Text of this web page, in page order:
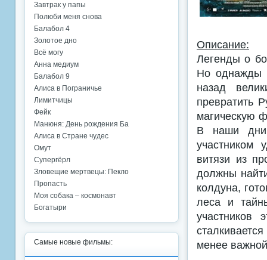
Описание:
Легенды о
Но однажды
назад
превратить
магическую
В наши дни
участником
витязи из
должны
колдуна,
леса и
участников
менее
Завтрак у папы
Полюби меня снова
Балабол 4
Золотое дно
Всё могу
Анна медиум
Балабол 9
Алиса в Пограничье
Лимитчицы
Фейк
Манюня: День рождения Ба
Алиса в Стране чудес
Омут
Супергёрл
Зловещие мертвецы: Пекло
Пропасть
Моя собака – космонавт
Богатыри
Самые новые фильмы: